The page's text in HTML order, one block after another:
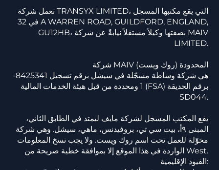
تعمل شركة TRANSYX LIMITED، التي يقع مكتبها المسجل
في 32 A WARREN ROAD, GUILDFORD, ENGLAND,
GU12HB، بصفتها وكيلاً مستقلاً نيابةً عن شركة MAIV
LIMITED.
شركة MAIV المحدودة (روك ويست)
هي شركة وساطة مسجّلة في سيشل برقم تسجيل 8425341-
1 ومحددة من قبل هيئة الخدمات المالية (FSA) برقم الحديقة
SD044.
يقع المكتب المسجل لشركة مايف ليمتد في الطابق الثاني،
المبنى ٩أ، بيت سي تي، بروفيدنس، ماهي، سيشل. وهي شركة
مخوّلة للعمل تحت اسم روك ويست. ولا يجب نسخ المعلومات
الواردة في هذا الموقع إلا بموافقة خطية صريحة من West.
القيود الإقليمية: